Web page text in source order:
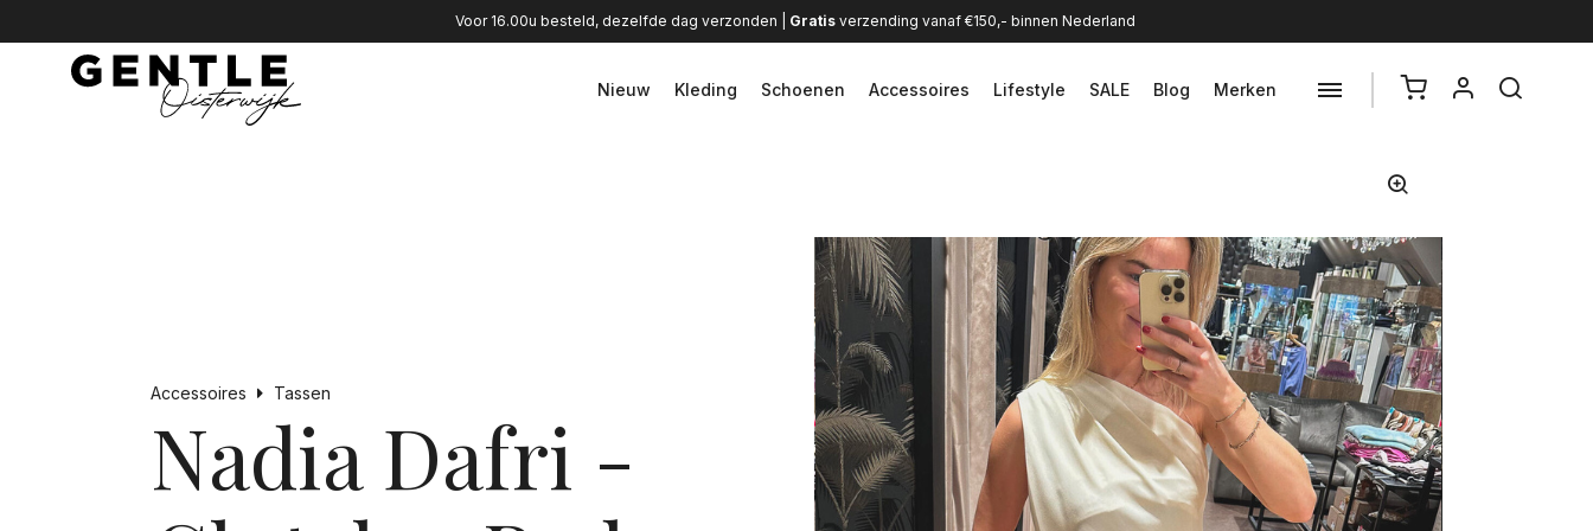
Voor 16.00u besteld, dezelfde dag verzonden | Gratisverzending vanaf €150,- binnen Nederland
Nieuw Kleding Schoenen Accessoires Lifestyle SALE Blog Merken
Accessoires Tassen
Nadia Dafri -